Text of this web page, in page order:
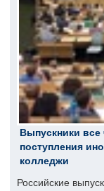
Выпускники
поступления
колледжи
Российские